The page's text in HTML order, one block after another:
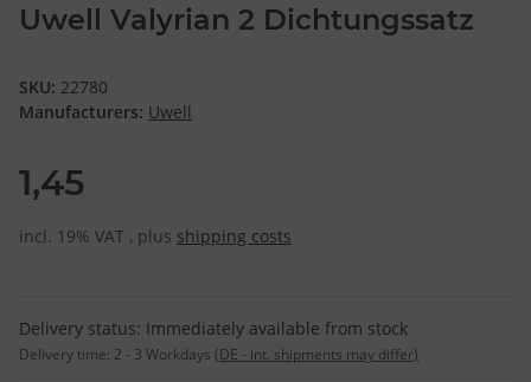
Uwell Valyrian 2 Dichtungssatz
SKU: 22780
Manufacturers: Uwell
1,45
incl. 19% VAT , plus shipping costs
Delivery status: Immediately available from stock
Delivery time: 2 - 3 Workdays (DE - int. shipments may differ)